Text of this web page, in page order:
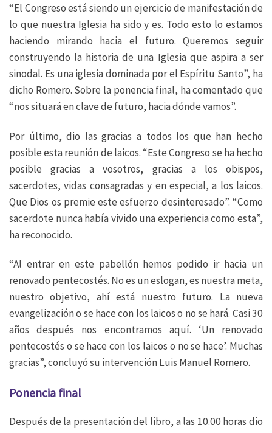
“El Congreso está siendo un ejercicio de manifestación de
lo que nuestra Iglesia ha sido y es. Todo esto lo estamos
haciendo mirando hacia el futuro. Queremos seguir
construyendo la historia de una Iglesia que aspira a ser
sinodal. Es una iglesia dominada por el Espíritu Santo”, ha
dicho Romero. Sobre la ponencia final, ha comentado que
“nos situará en clave de futuro, hacia dónde vamos”.
Por último, dio las gracias a todos los que han hecho
posible esta reunión de laicos. “Este Congreso se ha hecho
posible gracias a vosotros, gracias a los obispos,
sacerdotes, vidas consagradas y en especial, a los laicos.
Que Dios os premie este esfuerzo desinteresado”. “Como
sacerdote nunca había vivido una experiencia como esta”,
ha reconocido.
“Al entrar en este pabellón hemos podido ir hacia un
renovado pentecostés. No es un eslogan, es nuestra meta,
nuestro objetivo, ahí está nuestro futuro. La nueva
evangelización o se hace con los laicos o no se hará. Casi 30
años después nos encontramos aquí. ‘Un renovado
pentecostés o se hace con los laicos o no se hace’. Muchas
gracias”, concluyó su intervención Luis Manuel Romero.
Ponencia final
Después de la presentación del libro, a las 10.00 horas dio